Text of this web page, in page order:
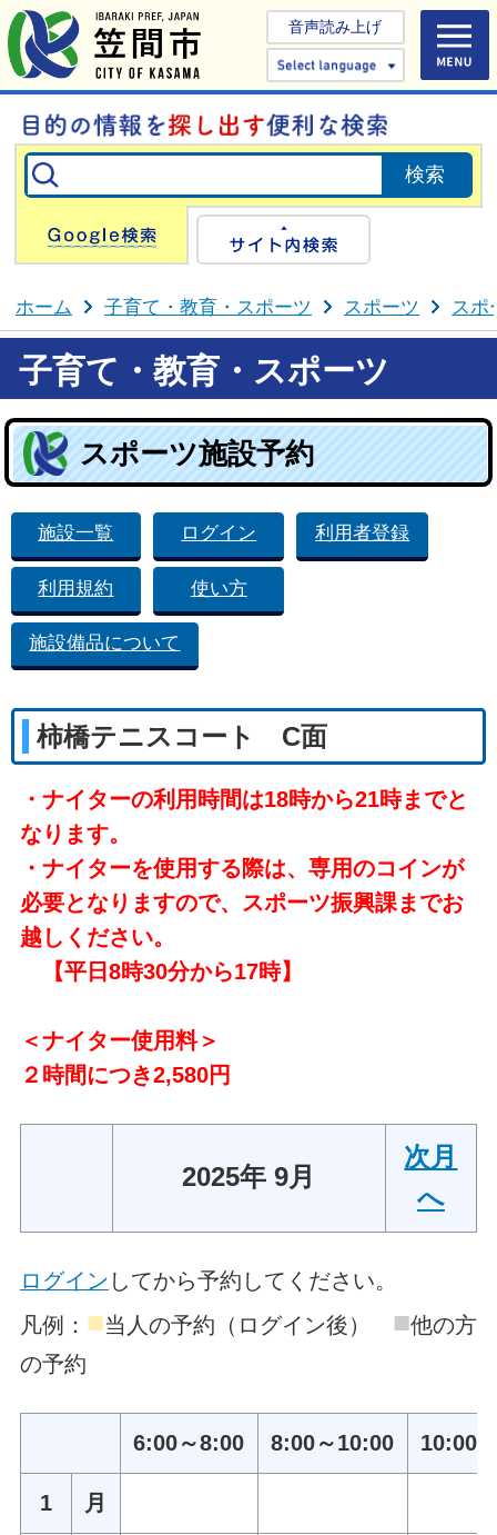
音声読み上げ
Select
Google検索
ホーム 子育て・教育・スポーツ スポーツ スポ
子育て・教育・スポーツ
スポーツ施設予約
施設一覧 ログイン 利用者登録
利用規約 使い方
施設備品について
柿橋テニスコート C面
・ナイターの利用時間は18時から21時までと
なります。
・ナイターを使用する際は、専用のコインが
必要となりますので、スポーツ振興課までお
越しください。
【平日8時30分から17時】
＜ナイター使用料＞
２時間につき2,580円
2025年 9月
次月
へ
ログイン してから予約してください。
凡例： ■当人の予約（ログイン後） ■他の方
の予約
6:00～8:00 8:00～10:00 10:00
1 月